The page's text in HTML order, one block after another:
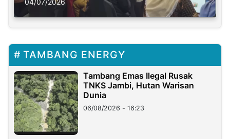
Solusi Krisis Iklim
04/07/2026
TAMBANG ENERGY
Tambang Emas Ilegal Rusak
TNKS Jambi, Hutan Warisan
Dunia
06/08/2026 - 16:23